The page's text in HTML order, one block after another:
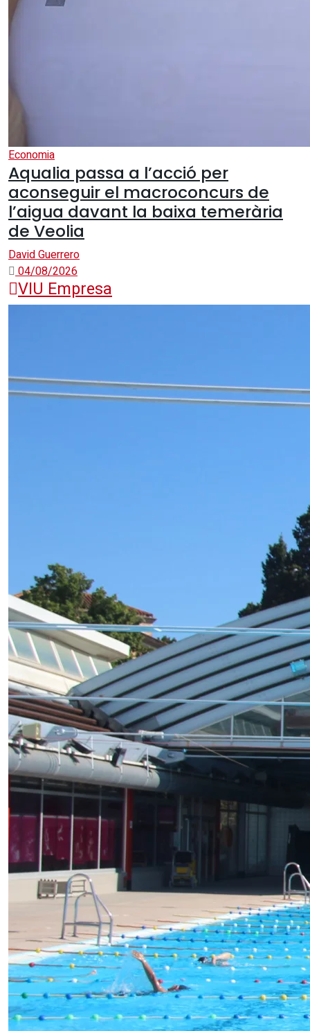
Economia
Aqualia passa a l’acció per
aconseguir el macroconcurs de
l’aigua davant la baixa temerària
de Veolia
David Guerrero
04/08/2026
VIU Empresa